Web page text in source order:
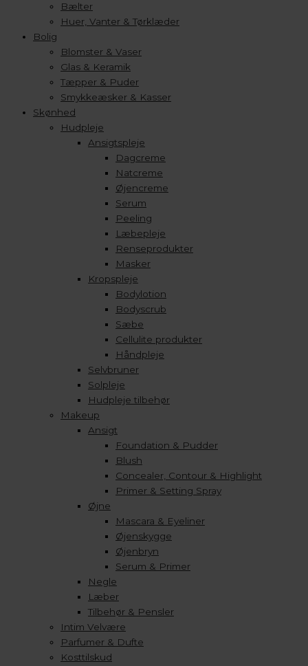
Bælter
Huer, Vanter & Tørklæder
Bolig
Blomster & Vaser
Glas & Keramik
Tæpper & Puder
Smykkeæsker & Kasser
Skønhed
Hudpleje
Ansigtspleje
Dagcreme
Natcreme
Øjencreme
Serum
Peeling
Læbepleje
Renseprodukter
Masker
Kropspleje
Bodylotion
Bodyscrub
Sæbe
Cellulite produkter
Håndpleje
Selvbruner
Solpleje
Hudpleje tilbehør
Makeup
Ansigt
Foundation & Pudder
Blush
Concealer, Contour & Highlight
Primer & Setting Spray
Øjne
Mascara & Eyeliner
Øjenskygge
Øjenbryn
Serum & Primer
Negle
Læber
Tilbehør & Pensler
Intim Velvære
Parfumer & Dufte
Kosttilskud